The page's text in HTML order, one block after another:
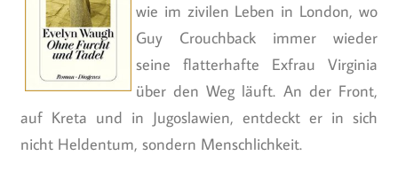
wie im zivilen Leben in London, wo
Guy Crouchback immer wieder
seine flatterhafte Exfrau Virginia
über den Weg läuft. An der Front,
auf Kreta und in Jugoslawien, entdeckt er in sich
nicht Heldentum, sondern Menschlichkeit.